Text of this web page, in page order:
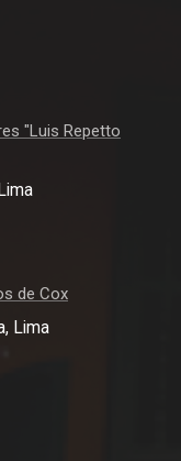
"Luis Repetto
de Cox
Lima